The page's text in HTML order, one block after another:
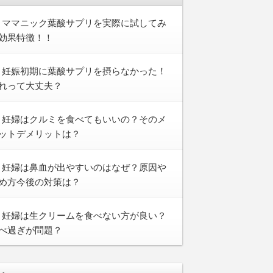
ママニック葉酸サプリを実際に試してみ
果特徴！！
妊娠初期に葉酸サプリを摂らなかった！
って大丈夫？
妊婦はクルミを食べてもいいの？そのメ
トデメリットは？
妊婦は鼻血が出やすいのはなぜ？原因や
方今後の対策は？
妊婦は生クリームを食べない方が良い？
過ぎが問題？